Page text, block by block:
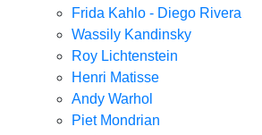
Frida Kahlo - Diego Rivera
Wassily Kandinsky
Roy Lichtenstein
Henri Matisse
Andy Warhol
Piet Mondrian